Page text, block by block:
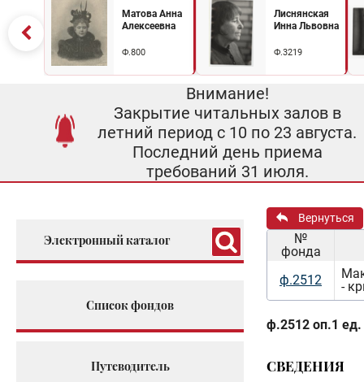
Матова Анна
Алексеевна
Ф.800
Лиснянская
Инна Львовна
Ф.3219
Внимание!
Закрытие читальных залов в
летний период с 10 по 23 августа.
Последний день приема
требований 31 июля.
Электронный каталог
Список фондов
Путеводитель
Вернуться
№
фонда
ф.2512
-
ф.2512 оп.1 ед.
СВЕДЕНИЯ